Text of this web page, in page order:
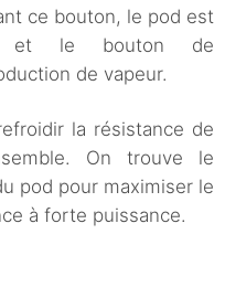
ce bouton, le pod est
et le bouton de
de vapeur.
la résistance de
On trouve le
pod pour maximiser le
à forte puissance.